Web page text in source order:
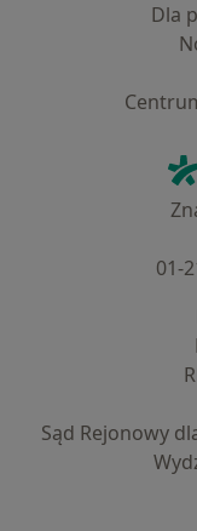
Dla
01-
Sąd Rejonowy